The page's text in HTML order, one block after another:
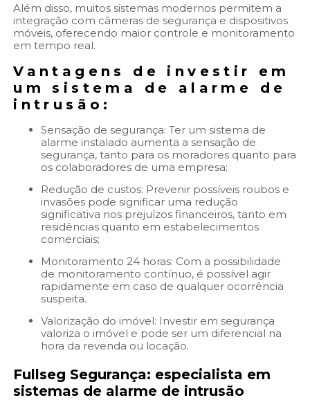
Além disso, muitos sistemas modernos permitem a
integração com câmeras de segurança e dispositivos
móveis, oferecendo maior controle e monitoramento
em tempo real.
Vantagens de investir em
um sistema de alarme de
intrusão:
Sensação de segurança: Ter um sistema de
alarme instalado aumenta a sensação de
segurança, tanto para os moradores quanto para
os colaboradores de uma empresa;
Redução de custos: Prevenir possíveis roubos e
invasões pode significar uma redução
significativa nos prejuízos financeiros, tanto em
residências quanto em estabelecimentos
comerciais;
Monitoramento 24 horas: Com a possibilidade
de monitoramento contínuo, é possível agir
rapidamente em caso de qualquer ocorrência
suspeita.
Valorização do imóvel: Investir em segurança
valoriza o imóvel e pode ser um diferencial na
hora da revenda ou locação.
Fullseg Segurança: especialista em
sistemas de alarme de intrusão